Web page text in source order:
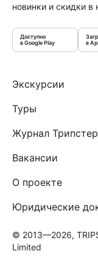
новинки и скидки в
Доступно
в Google Play
в
Экскурсии
Туры
Журнал
Вакансии
О проекте
Юридические
© 2013—2026,
Limited